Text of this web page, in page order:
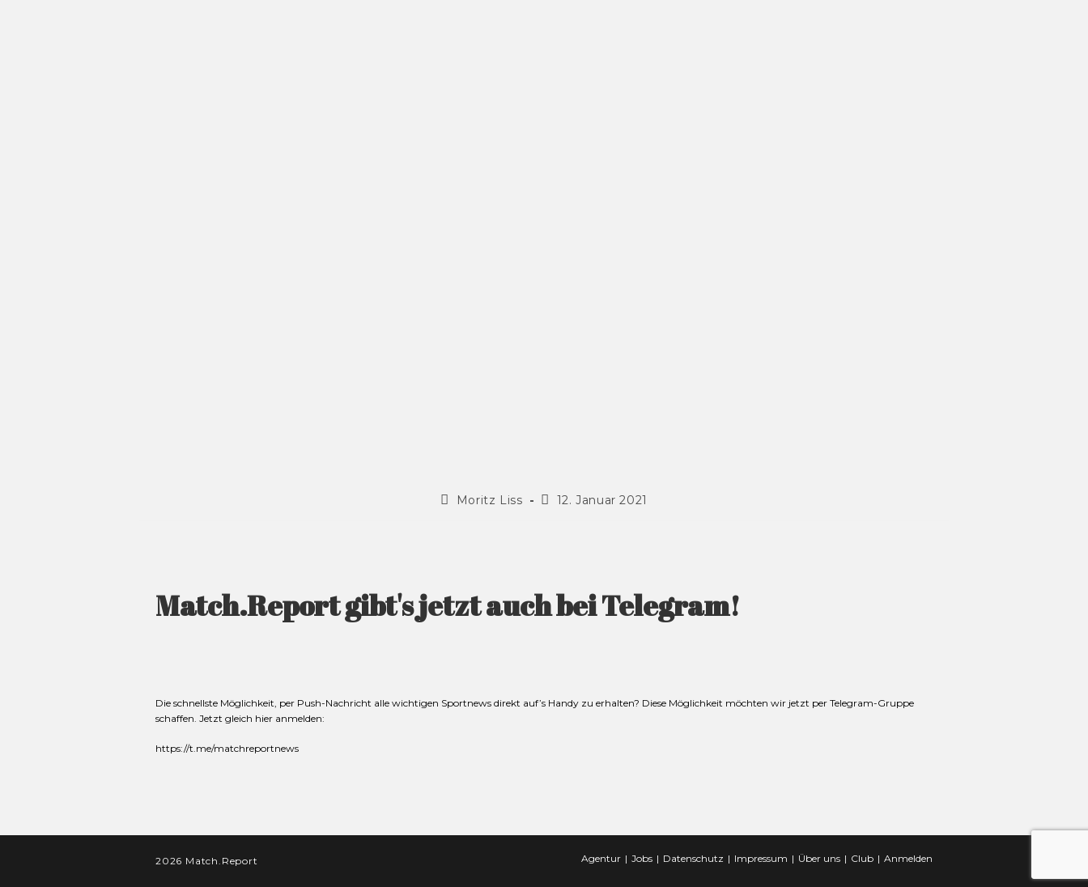
Moritz Liss 12. Januar 2021
Match.Report gibt's jetzt auch bei Telegram!
Die schnellste Möglichkeit, per Push-Nachricht alle wichtigen Sportnews direkt auf’s Handy zu erhalten? Diese Möglichkeit möchten wir jetzt per Telegram-Gruppe
schaffen. Jetzt gleich hier anmelden:
https://t.me/matchreportnews
Agentur Jobs Datenschutz Impressum Über uns Club Anmelden
2026 Match.Report